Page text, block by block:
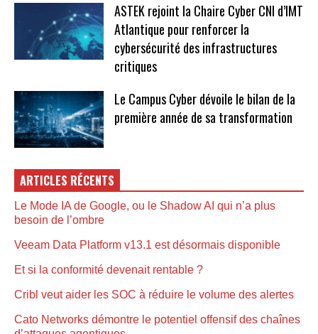
ASTEK rejoint la Chaire Cyber CNI d’IMT
Atlantique pour renforcer la
cybersécurité des infrastructures
critiques
Le Campus Cyber dévoile le bilan de la
première année de sa transformation
ARTICLES RÉCENTS
Le Mode IA de Google, ou le Shadow AI qui n’a plus
besoin de l’ombre
Veeam Data Platform v13.1 est désormais disponible
Et si la conformité devenait rentable ?
Cribl veut aider les SOC à réduire le volume des alertes
Cato Networks démontre le potentiel offensif des chaînes